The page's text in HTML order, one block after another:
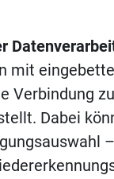
mit
Verbindung
Dabei